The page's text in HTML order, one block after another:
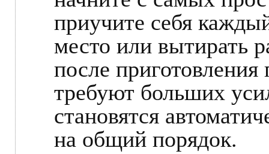
приучите себя
место или вытирать
после
требуют больших
становятся
на общий порядок.